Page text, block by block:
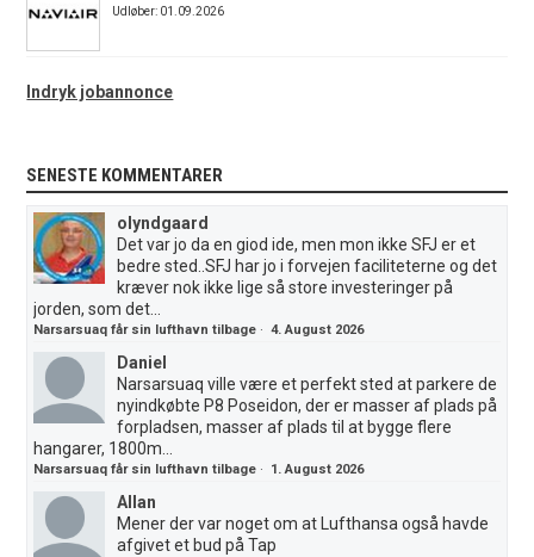
Udløber: 01.09.2026
Indryk jobannonce
SENESTE KOMMENTARER
olyndgaard
Det var jo da en giod ide, men mon ikke SFJ er et
bedre sted..SFJ har jo i forvejen faciliteterne og det
kræver nok ikke lige så store investeringer på
jorden, som det...
Narsarsuaq får sin lufthavn tilbage ·4. August 2026
Daniel
Narsarsuaq ville være et perfekt sted at parkere de
nyindkøbte P8 Poseidon, der er masser af plads på
forpladsen, masser af plads til at bygge flere
hangarer, 1800m...
Narsarsuaq får sin lufthavn tilbage · 1. August 2026
Allan
Mener der var noget om at Lufthansa også havde
afgivet et bud på Tap